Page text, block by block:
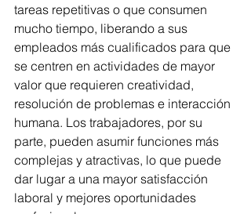
tareas repetitivas o que consumen
mucho tiempo, liberando a sus
empleados más cualificados para que
se centren en actividades de mayor
valor que requieren creatividad,
resolución de problemas e interacción
humana. Los trabajadores, por su
parte, pueden asumir funciones más
complejas y atractivas, lo que puede
dar lugar a una mayor satisfacción
laboral y mejores oportunidades